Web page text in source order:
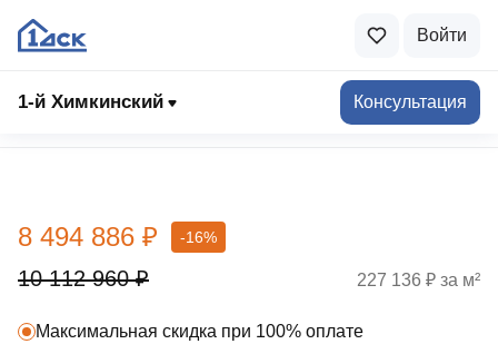
Войти
1-й Химкинский Консультация
Выбрать квартиру
10 112 960 ₽
8 494 886 ₽ -16%
Максимальная скидка при 100% оплате
227 136 ₽ за м²